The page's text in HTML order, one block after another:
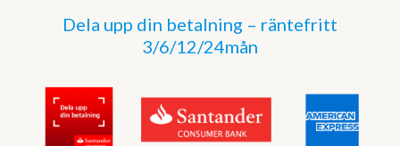
Dela upp din betalning – räntefritt
3/6/12/24mån